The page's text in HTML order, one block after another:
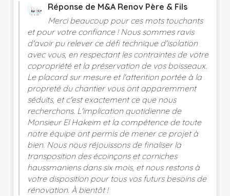
Réponse de M&A Renov Père & Fils
Merci beaucoup pour ces mots touchants
et pour votre confiance ! Nous sommes ravis
d'avoir pu relever ce défi technique d'isolation
avec vous, en respectant les contraintes de votre
copropriété et la préservation de vos boisseaux.
Le placard sur mesure et l'attention portée à la
propreté du chantier vous ont apparemment
séduits, et c'est exactement ce que nous
recherchons. L'implication quotidienne de
Monsieur El Hakeim et la compétence de toute
notre équipe ont permis de mener ce projet à
bien. Nous nous réjouissons de finaliser la
transposition des écoinçons et corniches
haussmaniens dans six mois, et nous restons à
votre disposition pour tous vos futurs besoins de
rénovation. À bientôt !